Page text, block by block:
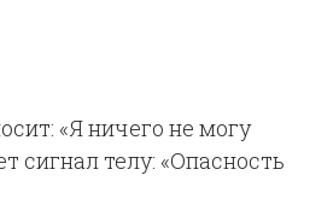
«Я ничего не могу
сигнал телу: «Опасность